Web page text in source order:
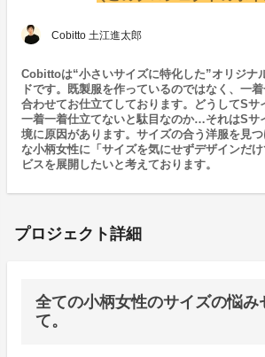
Cobitto 土江進太郎
Cobittoは“小さいサイズに特化した”オリジナ
ドです。既製服を作っているのではなく、一
合わせてお仕立てしております。どうしてSサ
一着一着仕立てないと駄目なのか…それはSサ
境に原因があります。サイズの合う洋服を見
な小柄女性に「サイズを気にせずデザインだ
ビスを展開したいと考えております。
プロジェクト詳細
全ての小柄女性のサイズの悩み
て。